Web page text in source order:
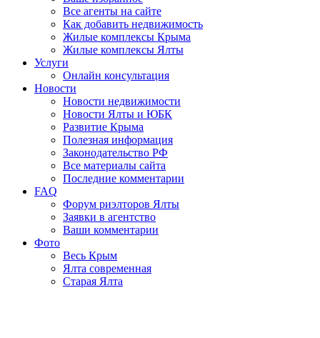
Все агенты на сайте
Как добавить недвижимость
Жилые комплексы Крыма
Жилые комплексы Ялты
Услуги
Онлайн консультация
Новости
Новости недвижимости
Новости Ялты и ЮБК
Развитие Крыма
Полезная информация
Законодательство РФ
Все материалы сайта
Последние комментарии
FAQ
Форум риэлторов Ялты
Заявки в агентство
Ваши комментарии
Фото
Весь Крым
Ялта современная
Старая Ялта